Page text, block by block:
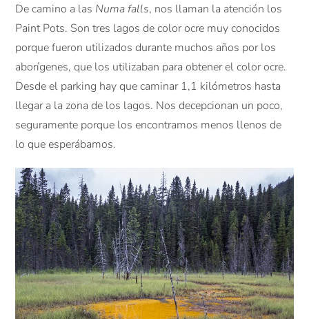
De camino a las Numa falls, nos llaman la atención los
Paint Pots. Son tres lagos de color ocre muy conocidos
porque fueron utilizados durante muchos años por los
aborígenes, que los utilizaban para obtener el color ocre.
Desde el parking hay que caminar 1,1 kilómetros hasta
llegar a la zona de los lagos. Nos decepcionan un poco,
seguramente porque los encontramos menos llenos de
lo que esperábamos.